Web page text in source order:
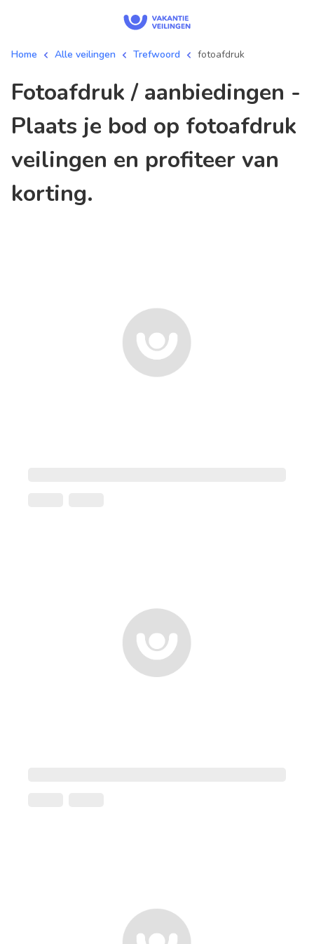
Home Alle veilingen Trefwoord fotoafdruk
fotoafdruk / aanbiedingen -
Plaats je bod op fotoafdruk
veilingen en profiteer van
korting.